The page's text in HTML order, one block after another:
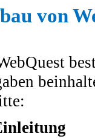
von